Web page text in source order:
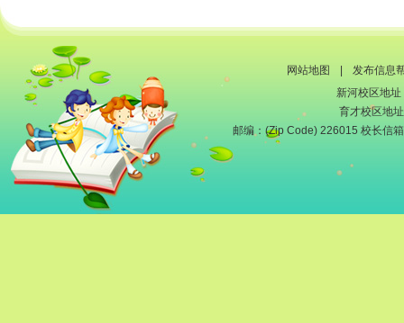
网站地图
发布信息
新河校区地
育才校区地
邮编：(Zip Code) 226015 校长信